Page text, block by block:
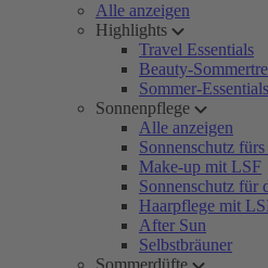
Alle anzeigen
Highlights
Travel Essentials
Beauty-
Sommer-
Sonnenpflege
Alle anzeigen
Sonnenschutz
Make-up mit LSF
Sonnenschutz für
Haarpflege mit
After Sun
Selbstbräuner
Sommerdüfte